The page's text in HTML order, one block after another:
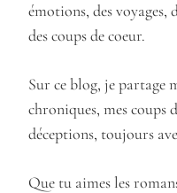
émotions, des voyages,
des coups de coeur.
Sur ce blog, je partage
chroniques, mes coups
déceptions, toujours
Que tu aimes les